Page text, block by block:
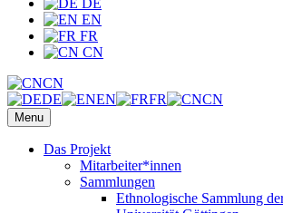
EN
FR
CN
CN
DE
EN FR CN
Menu
Das Projekt
Mitarbeiter*innen
Sammlungen
Ethnologische Sammlung